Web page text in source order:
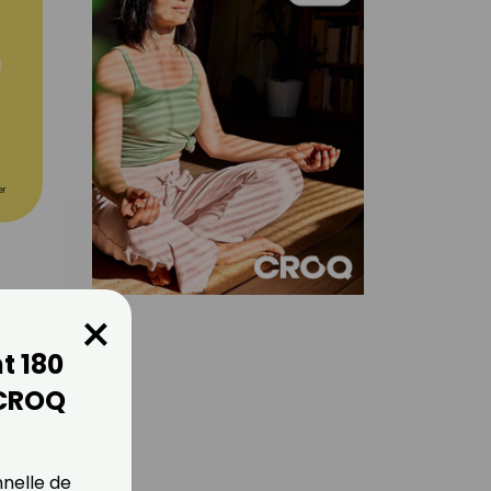
×
180
de